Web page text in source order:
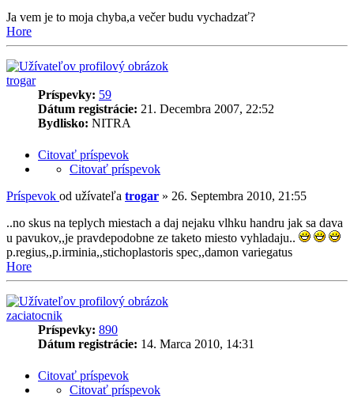
Ja vem je to moja chyba,a večer budu vychadzať?
Hore
trogar
Príspevky: 59
Dátum registrácie: 21. Decembra 2007, 22:52
Bydlisko: NITRA
Citovať príspevok
Citovať príspevok
Príspevok od užívateľa trogar » 26. Septembra 2010, 21:55
..no skus na teplych miestach a daj nejaku vlhku handru jak sa dava
u pavukov,,je pravdepodobne ze taketo miesto vyhladaju..
p.regius,,p.irminia,,stichoplastoris spec,,damon variegatus
Hore
zaciatocnik
Príspevky: 890
Dátum registrácie: 14. Marca 2010, 14:31
Citovať príspevok
Citovať príspevok